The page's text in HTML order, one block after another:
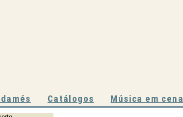
Catálogos Música em cena